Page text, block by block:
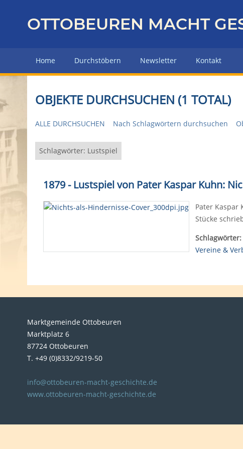
z
r
H
u
p
e
OTTOBEUREN MACHT
Home Durchstöbern Newsletter Kontakt
OBJEKTE DURCHSUCHEN (1 TOTAL)
ALLE DURCHSUCHEN Nach Schlagwörtern durchsuchen
Schlagwörter: Lustspiel
1879 - Lustspiel von Pater Kaspar Kuhn:
Pater Kaspar
Stücke
Schlagwörter:
Vereine &
Marktgemeinde Ottobeuren
Marktplatz 6
87724 Ottobeuren
T. +49 (0)8332/9219-50
info@ottobeuren-macht-geschichte.de
www.ottobeuren-macht-geschichte.de